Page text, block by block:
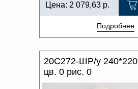
Цена: 2 079,63 р.
Подробнее
20С272-ШР/у
цв. 0 рис. 0